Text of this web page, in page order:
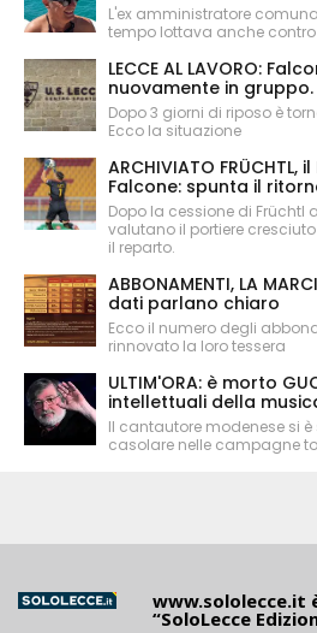
L'ex amministratore
tempo lottava anche
LECCE AL LAVORO:
nuovamente in
Dopo 3 giorni di riposo è
Ecco la situazione
ARCHIVIATO
Falcone: spunta il
Dopo la cessione di Früchtl
valutano il portiere
il reparto.
ABBONAMENTI, LA
dati parlano chiaro
Ecco il numero degli
rinnovato la loro tessera
ULTIM'ORA: è morto
intellettuali della
Il cantautore modenese si
casolare nelle campagne
www.sololecce.it
“SoloLecce